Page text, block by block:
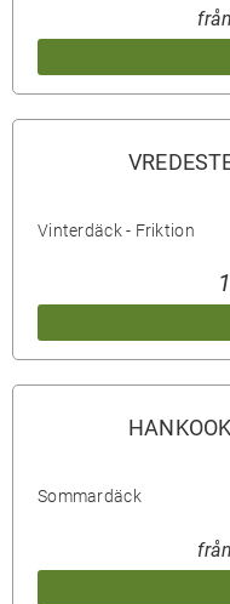
från
Vinterdäck - Friktion
Sommardäck
från